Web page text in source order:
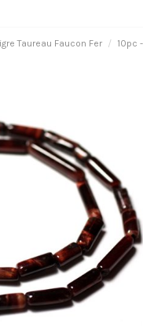
Taureau Faucon Fer 10pc